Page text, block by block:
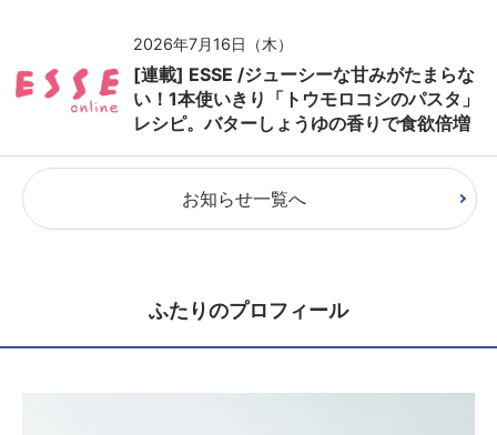
2026年7月16日（木）
[連載] ESSE /ジューシーな甘みがたまらな
い！1本使いきり「トウモロコシのパスタ」
レシピ。バターしょうゆの香りで食欲倍増
お知らせ一覧へ
ふたりのプロフィール